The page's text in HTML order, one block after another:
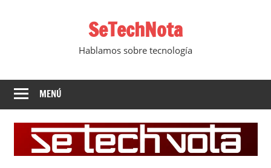
SeTechNota
Hablamos sobre tecnología
MENÚ